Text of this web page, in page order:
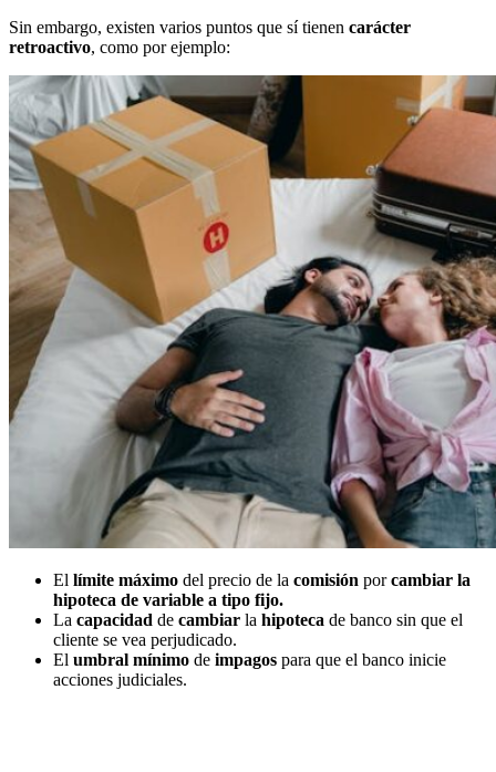
Sin embargo, existen varios puntos que sí tienen carácter
retroactivo, como por ejemplo:
El límite máximo del precio de la comisión porcambiar la
hipoteca de variable a tipo fijo.
La capacidad de cambiar la hipoteca de banco sin que el
cliente se vea perjudicado.
El umbral mínimo de impagos para que el banco inicie
acciones judiciales.